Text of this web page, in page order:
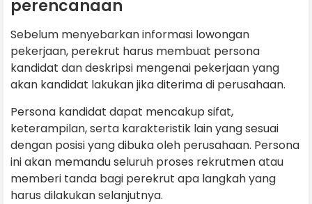
perencanaan
Sebelum menyebarkan informasi lowongan
pekerjaan, perekrut harus membuat persona
kandidat dan deskripsi mengenai pekerjaan yang
akan kandidat lakukan jika diterima di perusahaan.
Persona kandidat dapat mencakup sifat,
keterampilan, serta karakteristik lain yang sesuai
dengan posisi yang dibuka oleh perusahaan. Persona
ini akan memandu seluruh proses rekrutmen atau
memberi tanda bagi perekrut apa langkah yang
harus dilakukan selanjutnya.